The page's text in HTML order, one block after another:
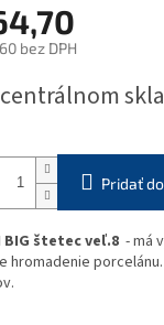
bez DPH
Pridať
BIG štetec veľ.8 - má
hromadenie